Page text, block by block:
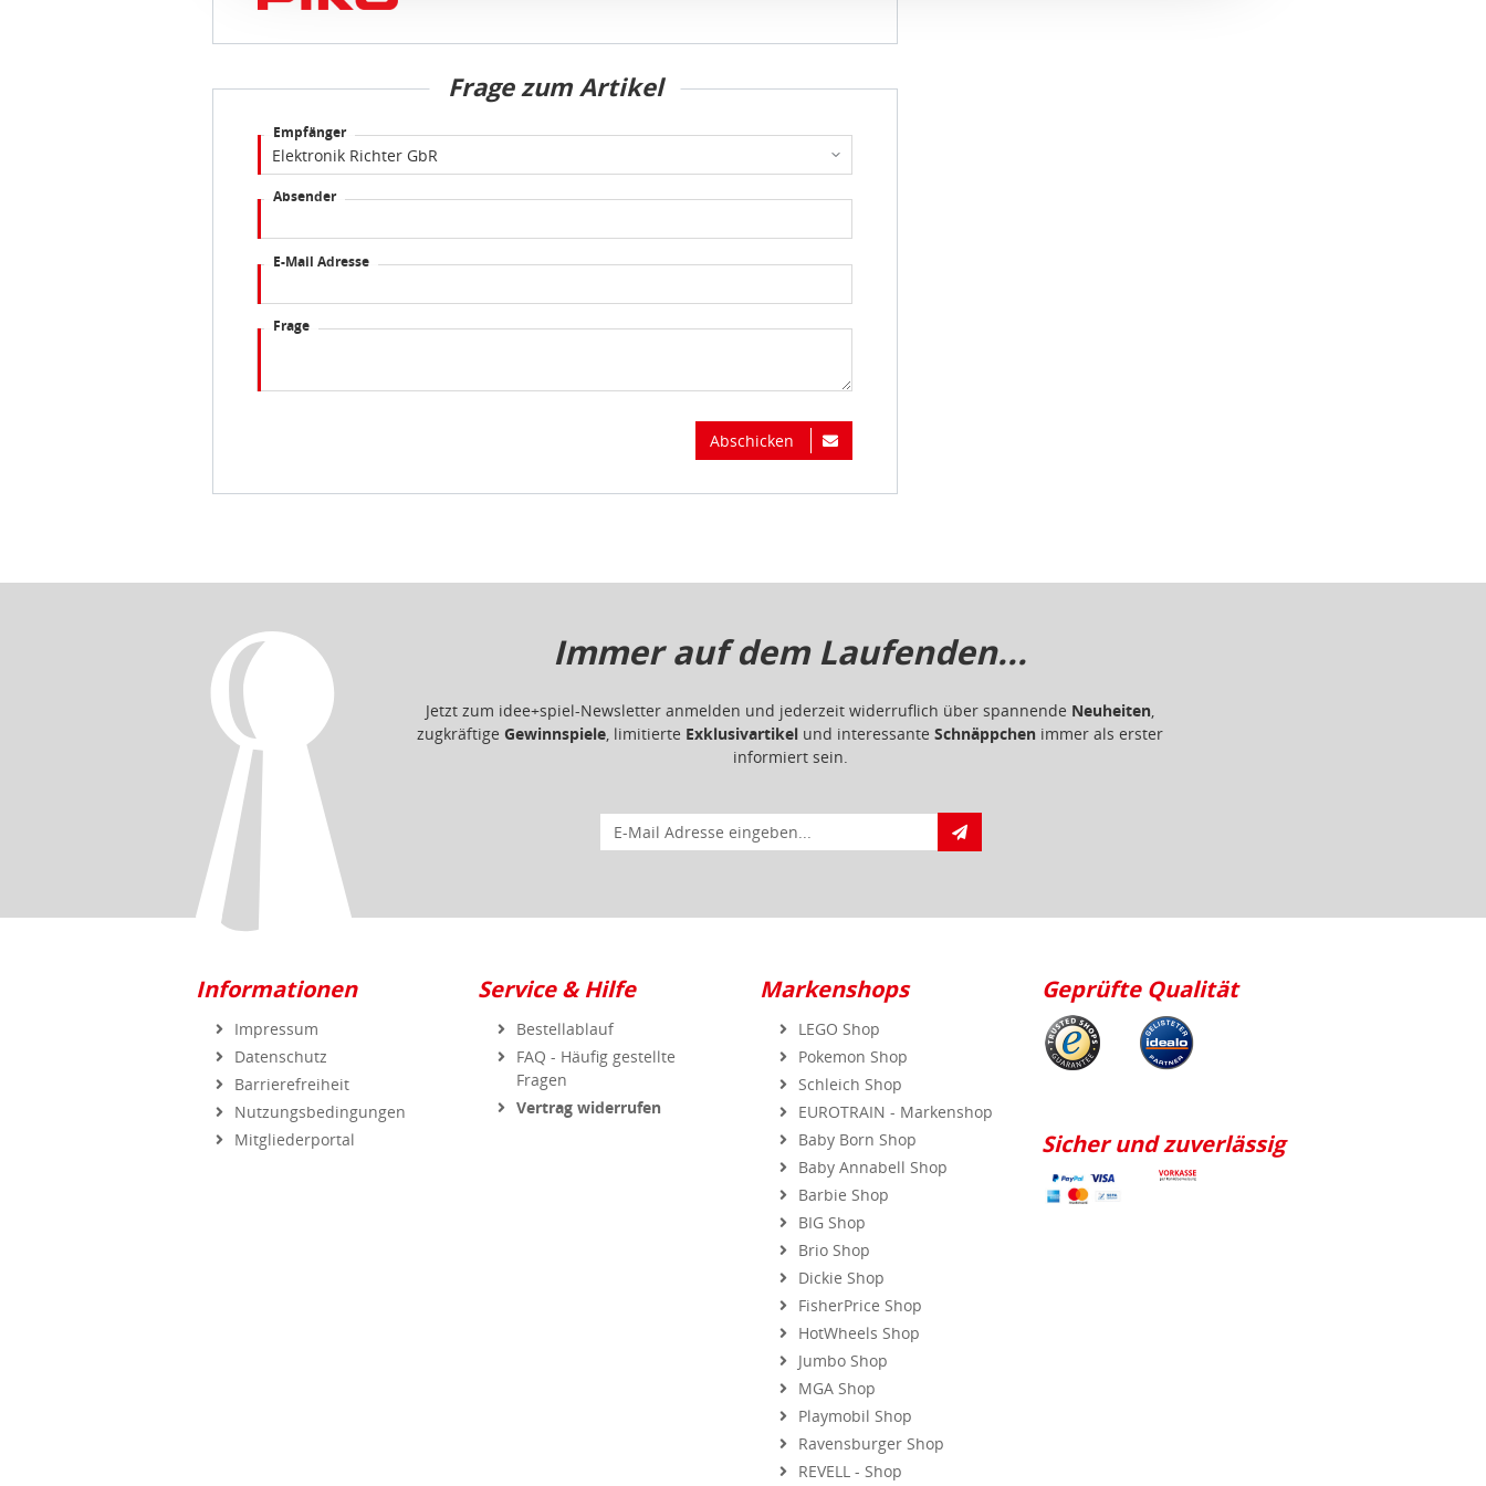
Absender
E-Mail Adresse
Frage
Abschicken
Immer auf dem Laufenden...
zugkräftigeGewinnspiele, limitierteExklusivartikelund interessanteSchnäppchenimmer als erster
informiert sein.
Datenschutz
Barrierefreiheit
Nutzungsbedingungen
Mitgliederportal
FAQ - Häufig gestellte
Fragen
Vertrag widerrufen
Pokemon Shop
Schleich Shop
EUROTRAIN - Markenshop
Baby Born Shop
Baby Annabell Shop
Barbie Shop
BIG Shop
Brio Shop
Dickie Shop
FisherPrice Shop
HotWheels Shop
Jumbo Shop
MGA Shop
Playmobil Shop
Ravensburger Shop
REVELL - Shop
Simba Shop